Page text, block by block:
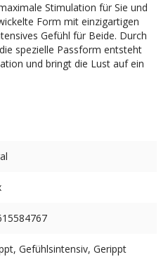
Stimulation für Sie und
Form mit einzigartigen
Gefühl für Beide. Durch
spezielle Passform entsteht
und bringt die Lust auf ein
Gefühlsintensiv, Gerippt